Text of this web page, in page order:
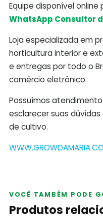
Equipe disponível
WhatsApp Consultor
Loja especializada em
horticultura interior e
e entregas por todo o
comércio eletrônico.
Possuímos
esclarecer suas
de cultivo.
VOCÊ TAMBÉM PODE
Produtos